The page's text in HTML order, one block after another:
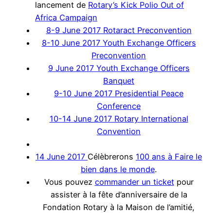
lancement de Rotary’s Kick Polio Out of
Africa Campaign
8-9 June 2017 Rotaract Preconvention
8-10 June 2017 Youth Exchange Officers
Preconvention
9 June 2017 Youth Exchange Officers
Banquet
9-10 June 2017 Presidential Peace
Conference
10-14 June 2017 Rotary International
Convention
14 June 2017 Célèbrerons 100 ans à Faire le
bien dans le monde.
Vous pouvez commander un ticketpour
assister à la fête d’anniversaire de la
Fondation Rotary à la Maison de l’amitié,